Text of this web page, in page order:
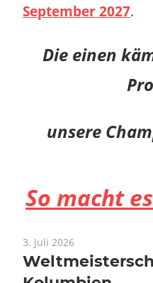
September 2027.
Die einen
unsere
So macht
3. Juli 2026